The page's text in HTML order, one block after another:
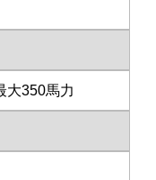
350馬力